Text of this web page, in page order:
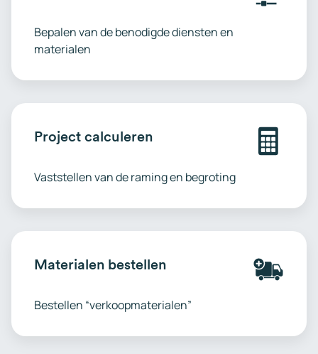
Bepalen van de benodigde diensten en
materialen
Project calculeren
Vaststellen van de raming en begroting
Materialen bestellen
Bestellen “verkoopmaterialen”